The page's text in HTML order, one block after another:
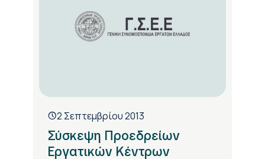
2 Σεπτεμβρίου 2013
Σύσκεψη Προεδρείων
Εργατικών Κέντρων